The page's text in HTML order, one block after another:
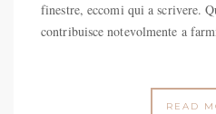
finestre, eccomi qui a scrivere.
contribuisce notevolmente a
READ